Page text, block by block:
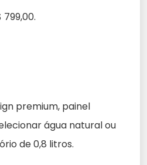
799,00.
premium, painel
água natural ou
de 0,8 litros.